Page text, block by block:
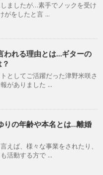
ましたが…素手でノックを受け
がをしたと言 ...
われる理由とは…ギターの
としてご活躍だった津野米咲さ
がありました ...
りの年齢や本名とは…離婚
えば、様々な事業をされたり、
活動する方で ...